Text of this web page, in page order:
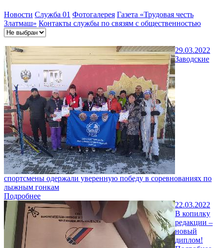
Новости Служба 01 Фотогалерея Газета «Трудовая честь
Златмаш» Контакты службы по связям с общественностью
29.03.2022
Заводские
спортсмены одержали уверенную победу в соревнованиях по
лыжным гонкам
Подробнее
22.03.2022
В копилку
редакции –
новый
диплом!